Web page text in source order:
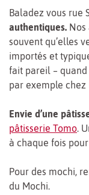
Baladez vous rue
authentiques. Nos
souvent qu’elles
importés et
fait pareil – quand
par exemple chez
Envie d’une
pâtisserie Tomo.
à chaque fois
Pour des mochi,
du Mochi.